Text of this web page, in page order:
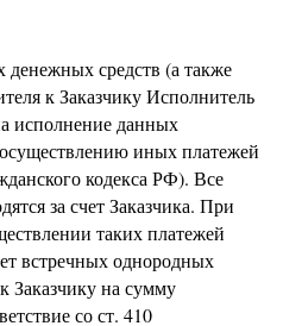
средств (а также
к Заказчику Исполнитель
исполнение данных
осуществлению иных платежей
кодекса РФ). Все
за счет Заказчика. При
таких платежей
встречных однородных
Заказчику на сумму
со ст. 410